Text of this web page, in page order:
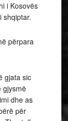
i Kosovës
shqiptar.
përpara
gjata sic
gjysmë
dhe as
për